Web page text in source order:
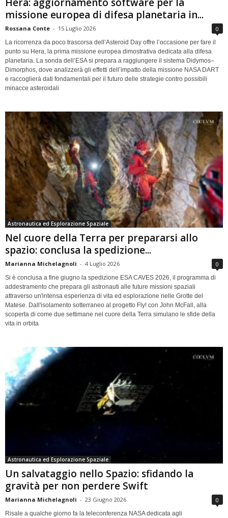
missione europea di difesa planetaria in...
Rossana Conte - 15 Luglio 2026 0
La ricorrenza da poco trascorsa dell’Asteroid Day offre l’occasione per fare il
punto su Hera, la prima missione europea dimostrativa dedicata alla difesa
planetaria. La sonda dell’ESA si prepara a raggiungere il sistema Didymos–
Dimorphos, dove analizzerà gli effetti dell’impatto della missione NASA DART
e raccoglierà dati fondamentali per il futuro delle strategie contro possibili
minacce asteroidali
Astronautica ed Esplorazione Spaziale
Nel cuore della Terra per prepararsi allo
spazio: conclusa la spedizione...
Marianna Michelagnoli - 4 Luglio 2026 0
Si è conclusa a fine giugno la spedizione ESA CAVES 2026, il programma di
addestramento che prepara gli astronauti alle future missioni spaziali
attraverso un'intensa esperienza di vita ed esplorazione nelle Grotte del
Matese. Dall'isolamento sotterraneo al progetto Fly! con John McFall, alla
scoperta di come due settimane nel cuore della Terra simulano le sfide della
vita in orbita
Astronautica ed Esplorazione Spaziale
Un salvataggio nello Spazio: sfidando la
gravità per non perdere Swift
Marianna Michelagnoli - 23 Giugno 2026 0
Risale a qualche giorno fa la teleconferenza NASA dedicata agli